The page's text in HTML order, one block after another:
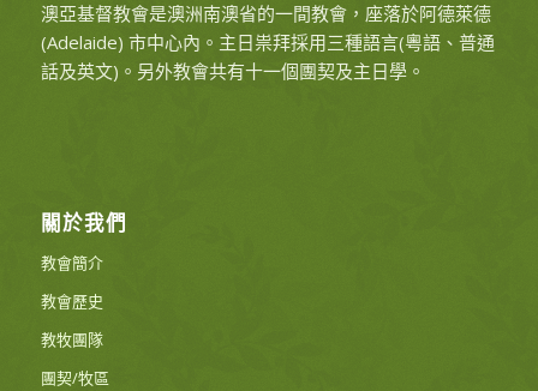
澳亞基督教會是澳洲南澳省的一間教會，座落於阿德萊德
(Adelaide) 市中心內。主日祟拜採用三種語言(粵語、普通
話及英文)。另外教會共有十一個團契及主日學。
關於我們
教會簡介
教會歷史
教牧團隊
團契/牧區